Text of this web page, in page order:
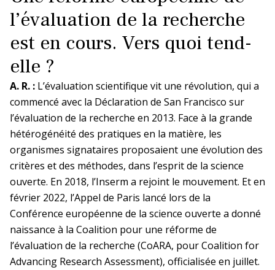
l’évaluation de la recherche
est en cours. Vers quoi tend-
elle ?
A. R. : L’évaluation scientifique vit une révolution, qui a
commencé avec la Déclaration de San Francisco sur
l’évaluation de la recherche en 2013. Face à la grande
hétérogénéité des pratiques en la matière, les
organismes signataires proposaient une évolution des
critères et des méthodes, dans l’esprit de la science
ouverte. En 2018, l’Inserm a rejoint le mouvement. Et en
février 2022, l’Appel de Paris lancé lors de la
Conférence européenne de la science ouverte a donné
naissance à la Coalition pour une réforme de
l’évaluation de la recherche (CoARA, pour Coalition for
Advancing Research Assessment), officialisée en juillet.